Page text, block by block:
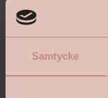
Samtycke